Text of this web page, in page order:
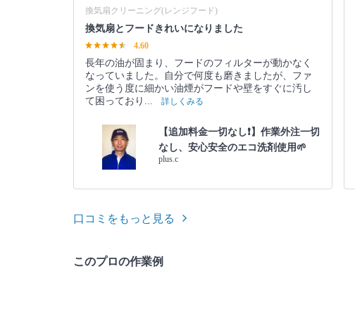
換気扇クリーニング(レンジフード)
換気扇とフードきれいになりました
4.60
長年の油が固まり、フードのフィルターが動かなく
なっていました。自分で何度も磨きましたが、ファ
ンを使う度に細かい油煙がフードや壁をすぐに汚し
て困っており...
詳しくみる
【追加料金一切なし❗️】作業外注一切
なし、安心安全のエコ洗剤使用🌱
plus.c
口コミをもっと見る
このプロの作業例